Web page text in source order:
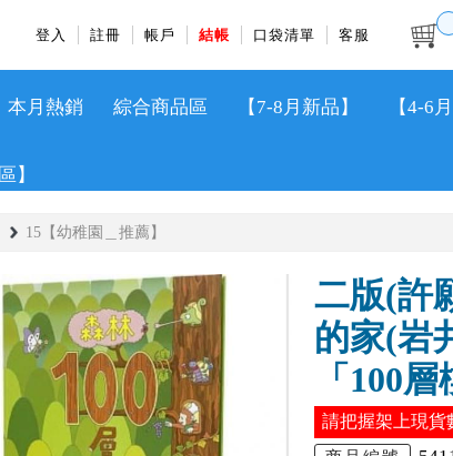
登入 註冊 帳戶 結帳 口袋清單 客服
本月熱銷 綜合商品區 【7-8月新品】 【4-6
】
15【幼稚園＿推薦】
二版(許
的家(岩
「100
請把握架上現貨